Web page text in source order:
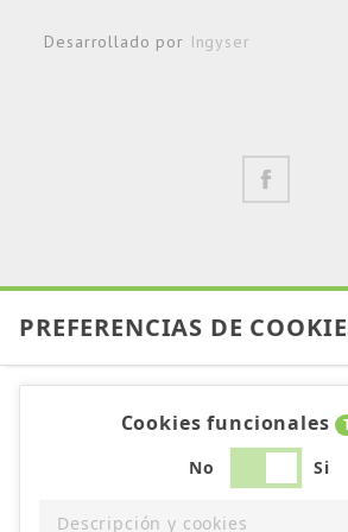
Desarrollado por Ingyser
PREFERENCIAS DE
Cookies funcionales
No Si
Descripción y cookies